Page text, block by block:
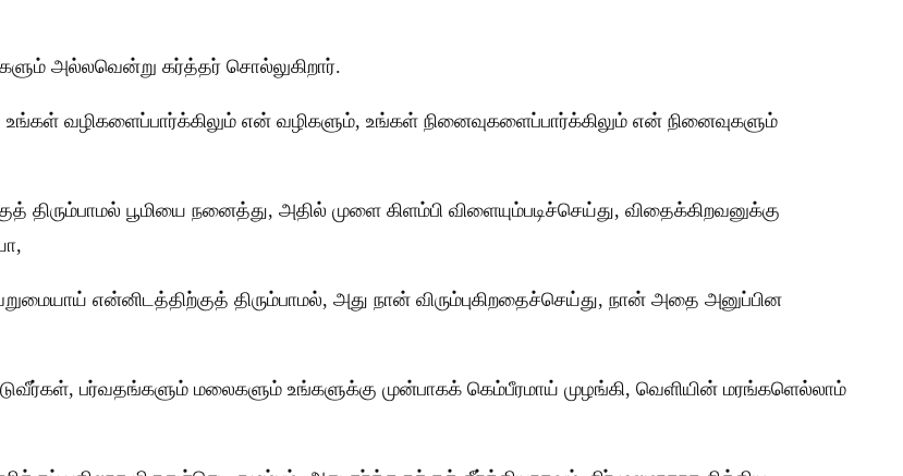
அல்லவென்று கர்த்தர் சொல்லுகிறார்.
உங்கள் வழிகளைப்பார்க்கிலும் என் வழிகளும், உங்கள் நினைவுகளைப்பார்க்கிலும் என் நினைவுகளும்
திரும்பாமல் பூமியை நனைத்து, அதில் முளை கிளம்பி விளையும்படிச்செய்து, விதைக்கிறவனுக்கு
என்னிடத்திற்குத் திரும்பாமல், அது நான் விரும்புகிறதைச்செய்து, நான் அதை அனுப்பின
பர்வதங்களும் மலைகளும் உங்களுக்கு முன்பாகக் கெம்பீரமாய் முழங்கி, வெளியின் மரங்களெல்லாம்